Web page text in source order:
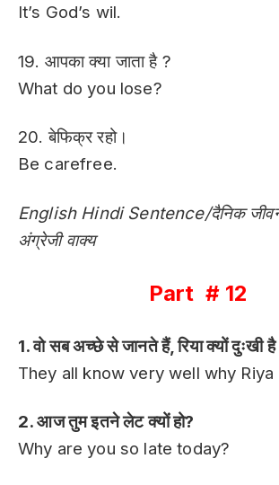
It’s God’s wil.
19. आपका क्या जाता है ?
What do you lose?
20. बेफिक्र रहो।
Be carefree.
English Hindi Sentence/दैनिक जीवन
अंग्रेजी वाक्य
Part # 12
1. वो सब अच्छे से जानते हैं, रिया क्यों दुःखी
They all know very well why Riya
2. आज तुम इतने लेट क्यों हो?
Why are you so late today?